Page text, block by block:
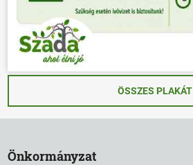
ÖSSZES PLAKÁT
Önkormányzat